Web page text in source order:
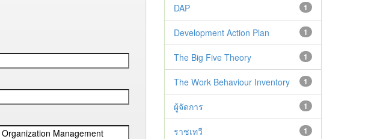
1
DAP
1
Development Action Plan
1
The Big Five Theory
1
The Work Behaviour Inventory
1
ผู้จัดการ
1
ราชเทวี